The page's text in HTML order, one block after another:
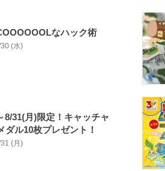
なハック術
(水)
8/31(月)限定！キャッチャ
ル10枚プレゼント！
(月)